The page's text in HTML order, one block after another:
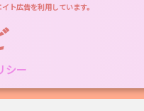
ト広告を利用しています。
シー